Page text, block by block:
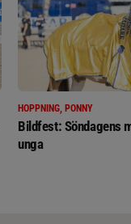
HOPPNING, PONNY
Bildfest: Söndagens
unga